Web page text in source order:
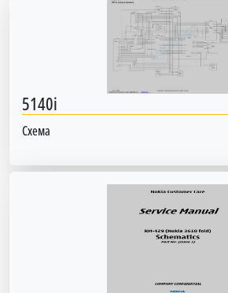
5140i
Схема